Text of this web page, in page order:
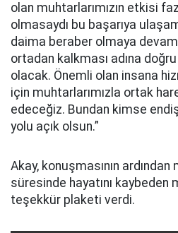
olan muhtarlarımızın etkisi
olmasaydı bu başarıya
daima beraber olmaya
ortadan kalkması adına
olacak. Önemli olan insana
için muhtarlarımızla ortak
edeceğiz. Bundan kimse
yolu açık olsun.”
Akay, konuşmasının
süresinde hayatını kaybeden
teşekkür plaketi verdi.